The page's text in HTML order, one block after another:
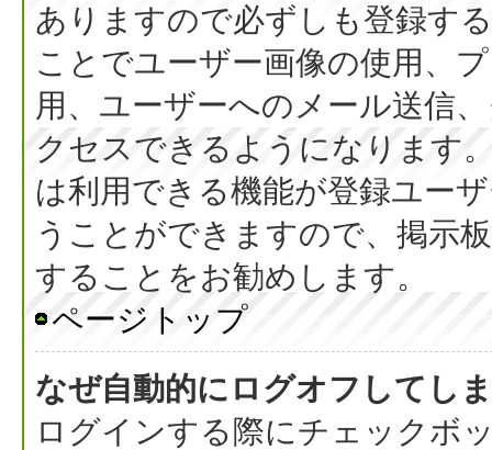
ありますので必ずしも登録す
ことでユーザー画像の使用、
用、ユーザーへのメール送信
クセスできるようになります
は利用できる機能が登録ユー
うことができますので、掲示
することをお勧めします。
ページトップ
なぜ自動的にログオフしてし
ログインする際にチェックボ